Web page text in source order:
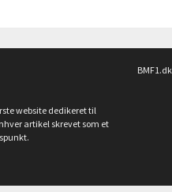
website dedikeret til
artikel skrevet som et